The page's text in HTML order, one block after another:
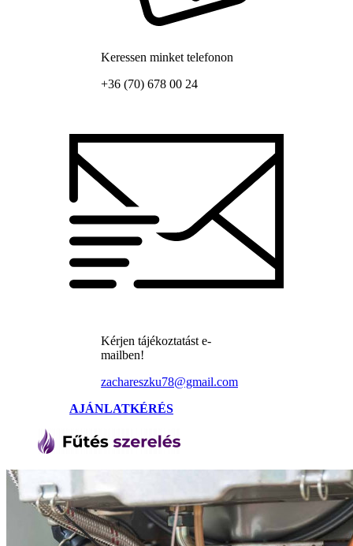
Keressen minket telefonon
+36 (70) 678 00 24
Kérjen tájékoztatást e-
mailben!
zachareszku78@gmail.com
AJÁNLATKÉRÉS